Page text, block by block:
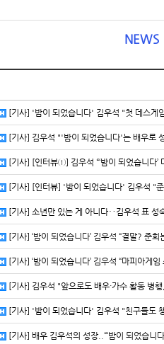
NEWS
[기사] '밤이 되었습니다' 김우석 "첫 데스
[기사] 김우석 "'밤이 되었습니다'는 배우
[기사] [인터뷰①] 김우석 “‘밤이 되었습니
[기사] [인터뷰] '밤이 되었습니다' 김우석 "
[기사] 소년만 있는 게 아니다‥김우석 표
[기사] ‘밤이 되었습니다’ 김우석 “결말?
[기사] ‘밤이 되었습니다’ 김우석 “마피아
[기사] 김우석 "앞으로도 배우·가수 활동
[기사] '밤이 되었습니다' 김우석 "친구들
[기사] 배우 김우석의 성장..“‘밤이 되었습